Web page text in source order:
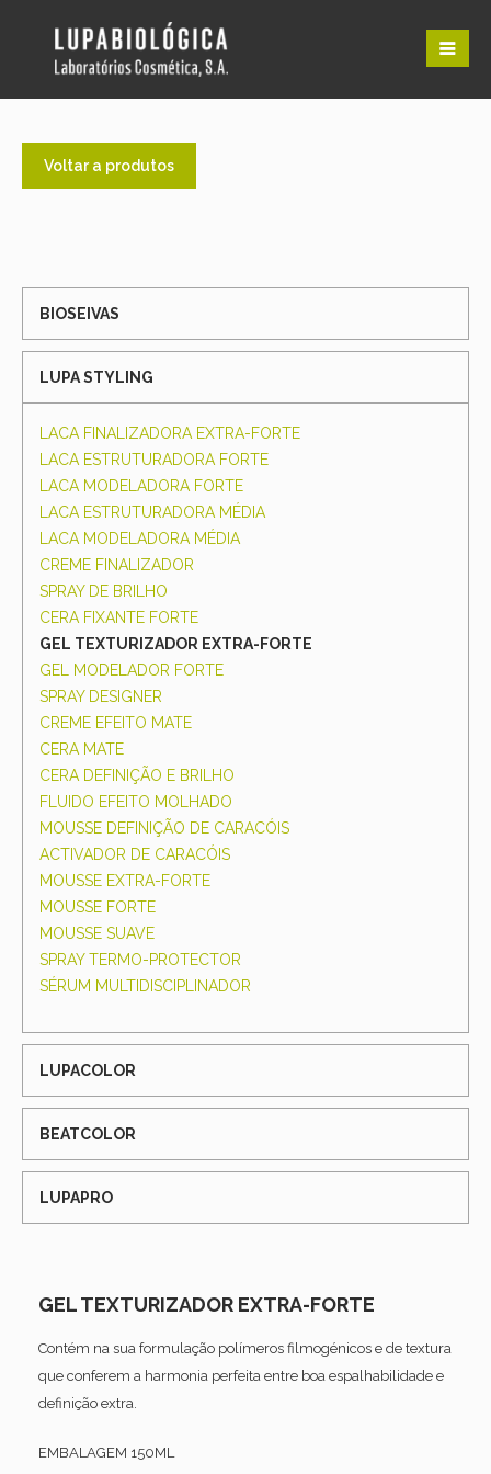
Voltar a produtos
BIOSEIVAS
LUPA STYLING
LACA FINALIZADORA EXTRA-FORTE
LACA ESTRUTURADORA FORTE
LACA MODELADORA FORTE
LACA ESTRUTURADORA MÉDIA
LACA MODELADORA MÉDIA
CREME FINALIZADOR
SPRAY DE BRILHO
CERA FIXANTE FORTE
GEL TEXTURIZADOR EXTRA-FORTE
GEL MODELADOR FORTE
SPRAY DESIGNER
CREME EFEITO MATE
CERA MATE
CERA DEFINIÇÃO E BRILHO
FLUIDO EFEITO MOLHADO
MOUSSE DEFINIÇÃO DE CARACÓIS
ACTIVADOR DE CARACÓIS
MOUSSE EXTRA-FORTE
MOUSSE FORTE
MOUSSE SUAVE
SPRAY TERMO-PROTECTOR
SÉRUM MULTIDISCIPLINADOR
LUPACOLOR
BEATCOLOR
LUPAPRO
GEL TEXTURIZADOR EXTRA-FORTE
Contém na sua formulação polímeros filmogénicos e de textura
que conferem a harmonia perfeita entre boa espalhabilidade e
definição extra.
EMBALAGEM 150ML